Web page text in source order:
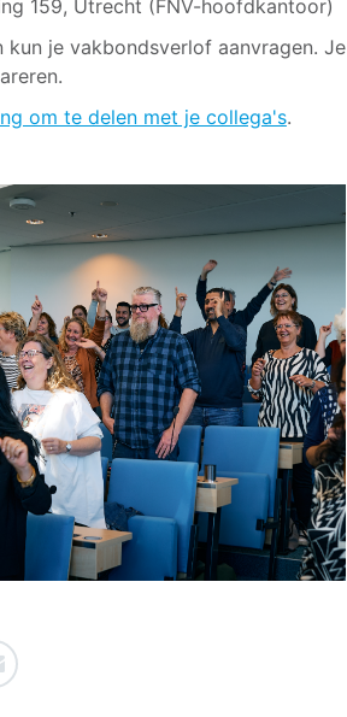
159, Utrecht (FNV-hoofdkantoor)
kun je vakbondsverlof aanvragen. Je
om te delen met je collega's.